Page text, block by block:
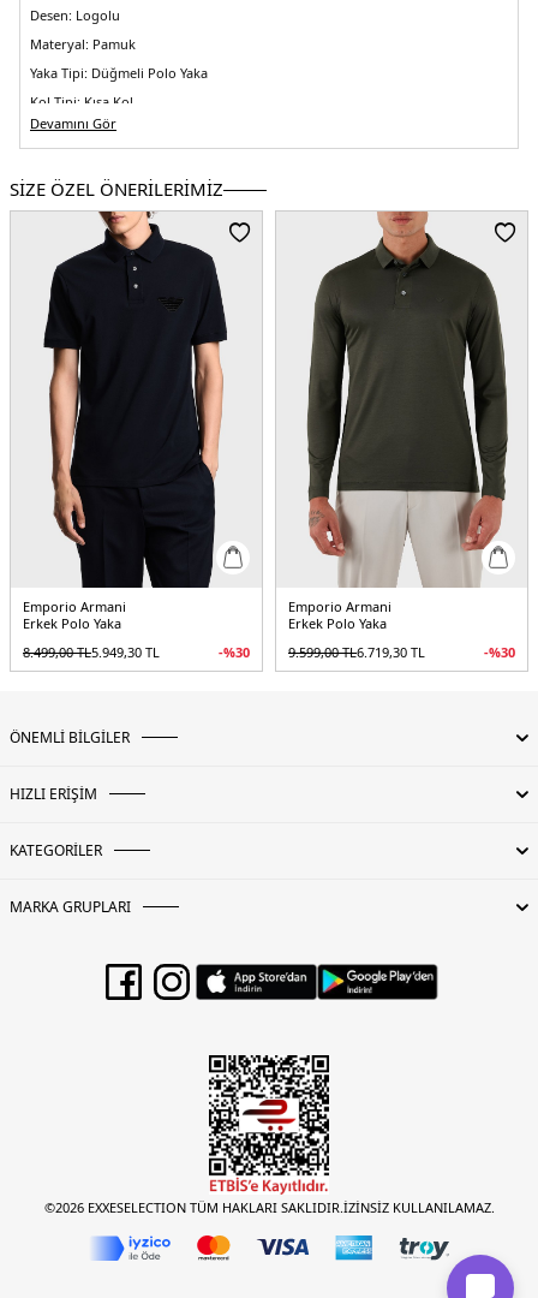
Desen: Logolu
Materyal: Pamuk
Yaka Tipi: Düğmeli Polo Yaka
Kol Tipi: Kısa Kol
Kumaş Tipi:Belirtilmemiş
Kalıp Bilgisi:Regular Fit
Yaş Grubu:Yetişkin
Vietnam
5DE1EM004595AF10762F0185.69
Devamını Gör
SİZE ÖZEL ÖNERİLERİMİZ
Emporio Armani
Erkek Polo Yaka
8.499,00TL5.949,30 TL -%30
Emporio Armani
Erkek Polo Yaka
9.599,00TL6.719,30 TL -%30
ÖNEMLİ BİLGİLER
HIZLI ERİŞİM
KATEGORİLER
MARKA GRUPLARI
©2026 EXXESELECTION TÜM HAKLARI SAKLIDIR.İZİNSİZ KULLANILAMAZ.